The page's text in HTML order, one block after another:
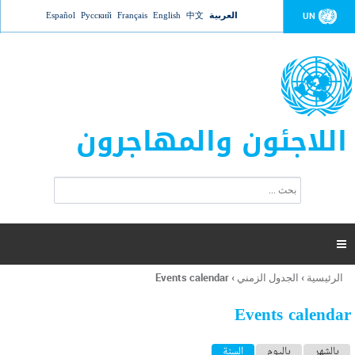
Jump to navigation UN العربية 中文
English
Français
Русский
Español
اللاجئون والمهاجرون
ت
ر
ل
ح
ب

أنت
هنا
الرئيسية › الجدول الزمني ›
Events calendar
Events calendar